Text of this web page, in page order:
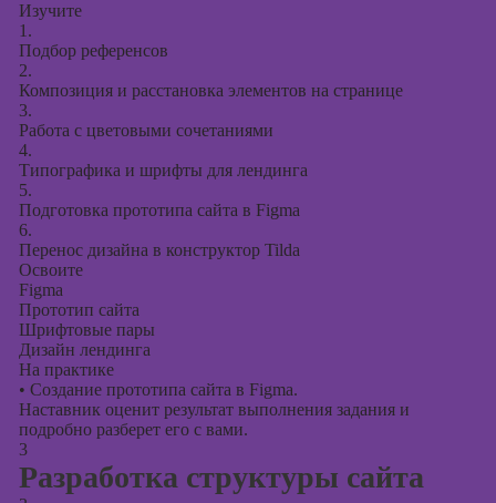
Изучите
1.
Подбор референсов
2.
Композиция и расстановка элементов на странице
3.
Работа с цветовыми сочетаниями
4.
Типографика и шрифты для лендинга
5.
Подготовка прототипа сайта в Figma
6.
Перенос дизайна в конструктор Tilda
Освоите
Figma
Прототип сайта
Шрифтовые пары
Дизайн лендинга
На практике
• Создание прототипа сайта в Figma.
Наставник оценит результат выполнения задания и
подробно разберет его с вами.
3
Разработка структуры сайта